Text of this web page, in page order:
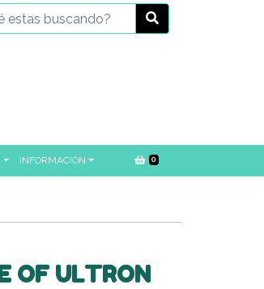
INFORMACIÓN 0
OF ULTRON